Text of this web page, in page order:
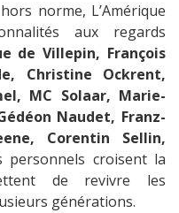
norme, L’Amérique
aux regards
de Villepin, François
Christine Ockrent,
MC Solaar, Marie-
Naudet, Franz-
Corentin Sellin,
personnels croisent la
de revivre les
générations.